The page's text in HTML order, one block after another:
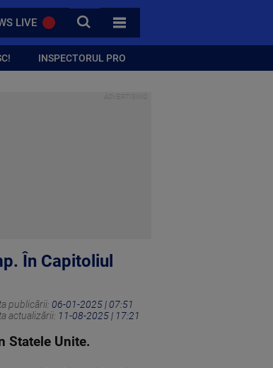
LIVE CAUTA
TOATE CATEGORIILE
INSPECTORUL PRO
În Capitoliul
publicării: 06-01-2025 | 07:51
actualizării: 11-08-2025 | 17:21
Statele Unite.